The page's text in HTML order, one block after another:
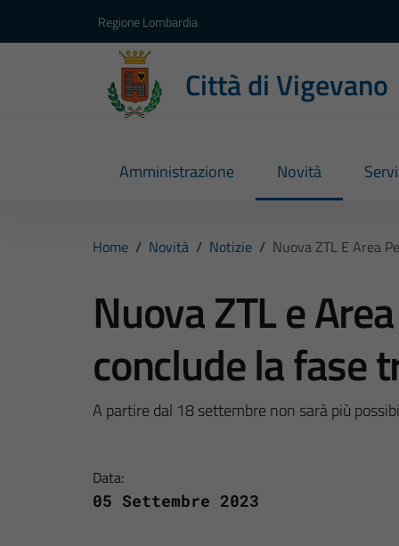
Regione Lombardia
Città di Vigevano
Amministrazione Novità
Home / Novità / Notizie / Nuova ZTL E Area
Nuova ZTL e
conclude la fase
A partire dal 18 settembre non sarà più
Data:
05 Settembre 2023